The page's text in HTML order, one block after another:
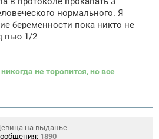
нормального. Я
беременности пока никто не
пью 1/2
не торопится, но все
на выданье
1890